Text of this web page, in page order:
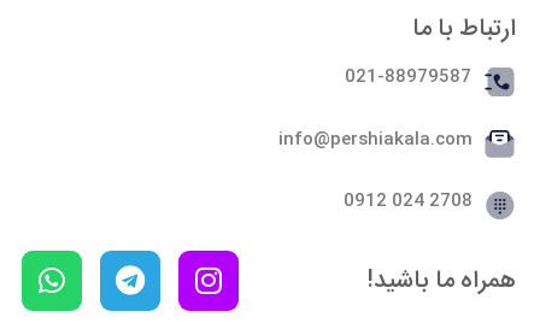
ارتباط با ما
021-88979587
info@pershiakala.com
2708 024 0912
همراه ما باشید!